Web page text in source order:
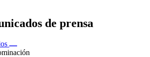
de prensa